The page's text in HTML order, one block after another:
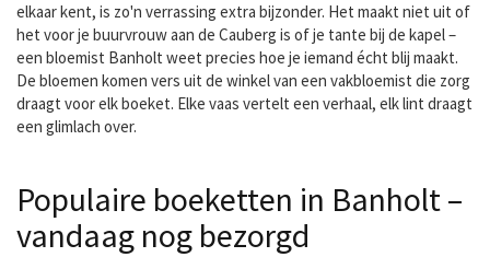
elkaar kent, is zo'n verrassing extra bijzonder. Het maakt niet uit of
het voor je buurvrouw aan de Cauberg is of je tante bij de kapel –
een bloemist Banholt weet precies hoe je iemand écht blij maakt.
De bloemen komen vers uit de winkel van een vakbloemist die zorg
draagt voor elk boeket. Elke vaas vertelt een verhaal, elk lint draagt
een glimlach over.
Populaire boeketten in Banholt –
vandaag nog bezorgd